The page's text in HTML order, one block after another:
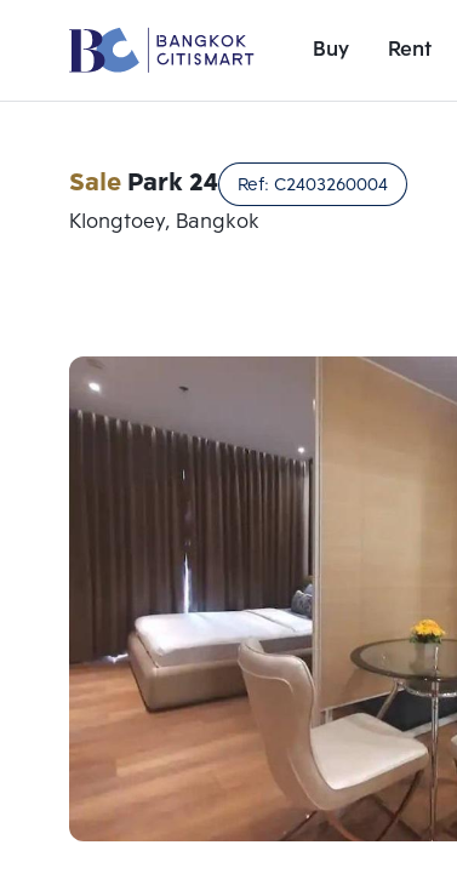
Buy Rent
SalePark 24 Ref: C2403260004
Klongtoey, Bangkok
Number 1